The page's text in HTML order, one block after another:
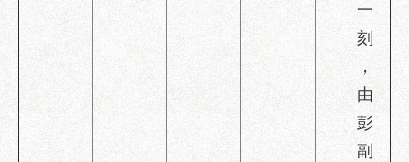
策
聯
方
一
刻
，
由
彭
副